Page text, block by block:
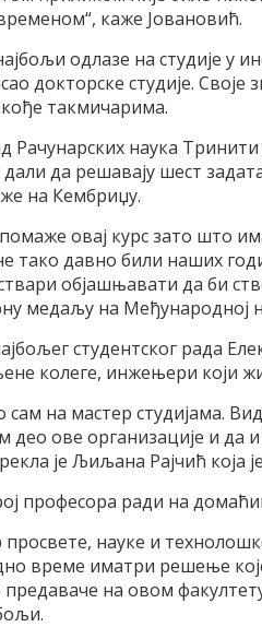
каже Јовановић.
одлазе на студије у
докторске студије.
такмичарима.
Рачунарских наука
да решавају шест
на Кембриџу.
овај курс зато што
тако давно били наших
објашњавати да би
медаљу на Међународној
студентског рада
колеге, инжењери који
сам на мастер студијама.
део ове организације и да
је Љиљана Рајчић која
професора ради на
науке и
време иматри решење
на овом